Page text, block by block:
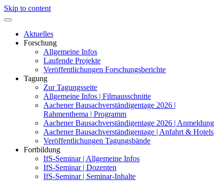
Skip to content
Aktuelles
Forschung
Allgemeine Infos
Laufende Projekte
Veröffentlichungen Forschungsberichte
Tagung
Zur Tagungsseite
Allgemeine Infos | Filmausschnitte
Aachener Bausachverständigentage 2026 |
Rahmenthema | Programm
Aachener Bausachverständigentage 2026 | Anmeldung
Aachener Bausachverständigentage | Anfahrt & Hotels
Veröffentlichungen Tagungsbände
Fortbildung
IfS-Seminar | Allgemeine Infos
IfS-Seminar | Dozenten
IfS-Seminar | Seminar-Inhalte